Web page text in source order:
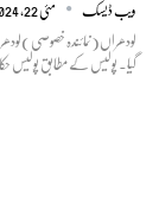
ویب ڈیسک مئی 22, 2024
لودھراں(نمائندہ
گیا۔ پولیس کے مطابق پولیس حکام کی جانب سے